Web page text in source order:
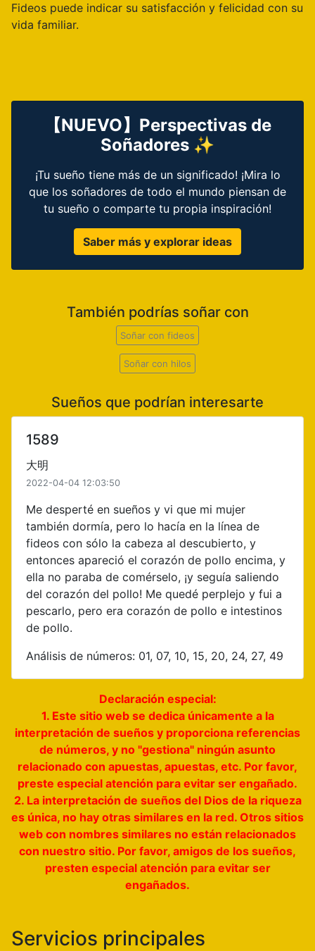
Fideos puede indicar su satisfacción y felicidad con su
vida familiar.
【NUEVO】Perspectivas de
Soñadores ✨
¡Tu sueño tiene más de un significado! ¡Mira lo
que los soñadores de todo el mundo piensan de
tu sueño o comparte tu propia inspiración!
Saber más y explorar ideas
También podrías soñar con
Soñar con fideos
Soñar con hilos
Sueños que podrían interesarte
1589
大明
2022-04-04 12:03:50
Me desperté en sueños y vi que mi mujer
también dormía, pero lo hacía en la línea de
fideos con sólo la cabeza al descubierto, y
entonces apareció el corazón de pollo encima, y
ella no paraba de comérselo, ¡y seguía saliendo
del corazón del pollo! Me quedé perplejo y fui a
pescarlo, pero era corazón de pollo e intestinos
de pollo.
Análisis de números: 01, 07, 10, 15, 20, 24, 27, 49
Declaración especial:
1. Este sitio web se dedica únicamente a la
interpretación de sueños y proporciona referencias
de números, y no "gestiona" ningún asunto
relacionado con apuestas, apuestas, etc. Por favor,
preste especial atención para evitar ser engañado.
2. La interpretación de sueños del Dios de la riqueza
es única, no hay otras similares en la red. Otros sitios
web con nombres similares no están relacionados
con nuestro sitio. Por favor, amigos de los sueños,
presten especial atención para evitar ser
engañados.
Servicios principales